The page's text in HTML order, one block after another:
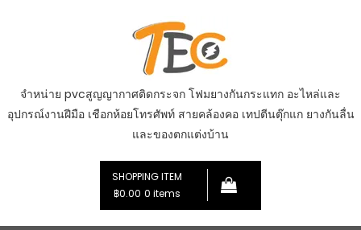
จำหน่าย pvcสูญญากาศติดกระจก โฟมยางกันกระแทก อะไหล่และ
อุปกรณ์งานฝีมือ เชือกห้อยโทรศัพท์ สายคล้องคอ เทปตีนตุ๊กแก ยางกันลื่น
และของตกแต่งบ้าน
SHOPPING ITEM
฿0.00 0 items